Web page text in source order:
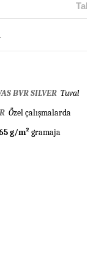
BVR SILVER Tuval
Özel çalışmalarda
g/m²gramaja